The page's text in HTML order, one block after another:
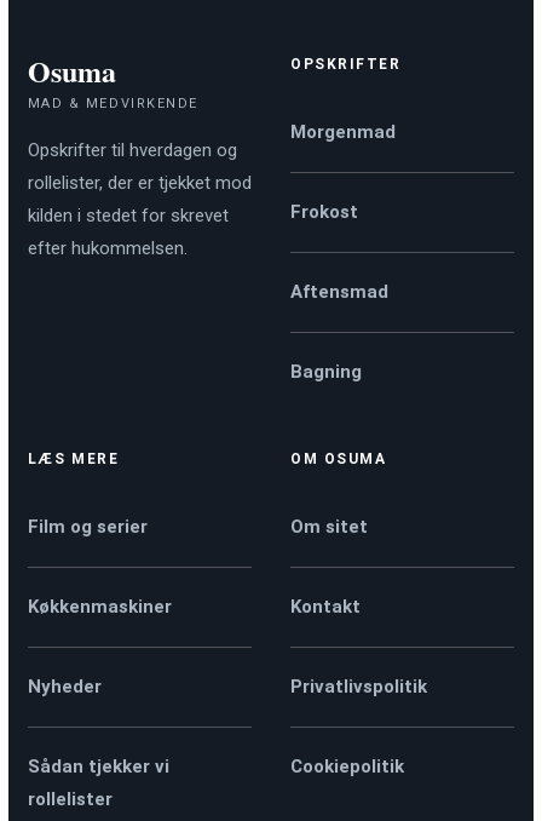
Osuma
MAD & MEDVIRKENDE
Opskrifter til hverdagen og
rollelister, der er tjekket mod
kilden i stedet for skrevet
efter hukommelsen.
OPSKRIFTER
Morgenmad
Frokost
Aftensmad
Bagning
LÆS MERE
Film og serier
Køkkenmaskiner
Nyheder
Sådan tjekker vi
rollelister
OM OSUMA
Om sitet
Kontakt
Privatlivspolitik
Cookiepolitik